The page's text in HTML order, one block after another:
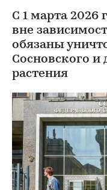
С 1 марта 2026
вне
обязаны
Сосновского и
растения